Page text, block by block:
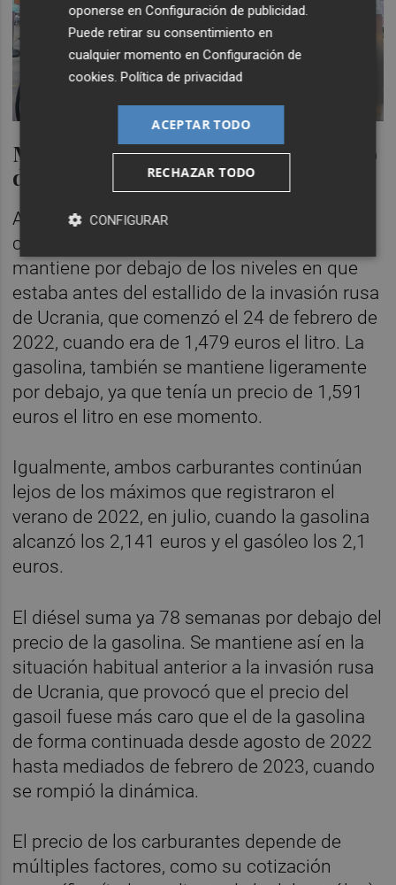
Más baratos que antes del estallido
de la Guerra de Ucrania
Además, el precio medio del litro del diésel,
con las caídas de las últimas semanas, se
mantiene por debajo de los niveles en que
estaba antes del estallido de la invasión rusa
de Ucrania, que comenzó el 24 de febrero de
2022, cuando era de 1,479 euros el litro. La
gasolina, también se mantiene ligeramente
por debajo, ya que tenía un precio de 1,591
euros el litro en ese momento.
Igualmente, ambos carburantes continúan
lejos de los máximos que registraron el
verano de 2022, en julio, cuando la gasolina
alcanzó los 2,141 euros y el gasóleo los 2,1
euros.
El diésel suma ya 78 semanas por debajo del
precio de la gasolina. Se mantiene así en la
situación habitual anterior a la invasión rusa
de Ucrania, que provocó que el precio del
gasoil fuese más caro que el de la gasolina
de forma continuada desde agosto de 2022
hasta mediados de febrero de 2023, cuando
se rompió la dinámica.
El precio de los carburantes depende de
múltiples factores, como su cotización
oponerse enConfiguración de publicidad
Puede retirar su consentimiento en
cualquier momento enConfiguración de
cookies .Política de privacidad
ACEPTAR TODO
RECHAZAR TODO
CONFIGURAR